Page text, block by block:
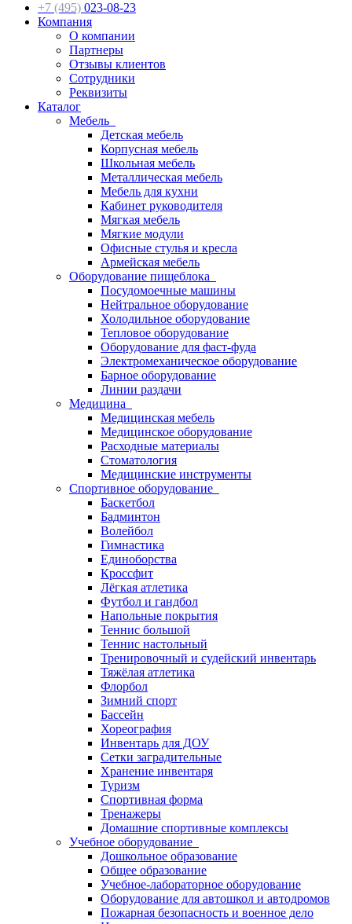
+7 (495) 023-08-23
Компания
О компании
Партнеры
Отзывы клиентов
Сотрудники
Реквизиты
Каталог
Мебель
Детская мебель
Корпусная мебель
Школьная мебель
Металлическая мебель
Мебель для кухни
Кабинет руководителя
Мягкая мебель
Мягкие модули
Офисные стулья и кресла
Армейская мебель
Оборудование пищеблока
Посудомоечные машины
Нейтральное оборудование
Холодильное оборудование
Тепловое оборудование
Оборудование для фаст-фуда
Электромеханическое оборудование
Барное оборудование
Линии раздачи
Медицина
Медицинская мебель
Медицинское оборудование
Расходные материалы
Стоматология
Медицинские инструменты
Спортивное оборудование
Баскетбол
Бадминтон
Волейбол
Гимнастика
Единоборства
Кроссфит
Лёгкая атлетика
Футбол и гандбол
Напольные покрытия
Теннис большой
Теннис настольный
Тренировочный и судейский инвентарь
Тяжёлая атлетика
Флорбол
Зимний спорт
Бассейн
Хореография
Инвентарь для ДОУ
Сетки заградительные
Хранение инвентаря
Туризм
Спортивная форма
Тренажеры
Домашние спортивные комплексы
Учебное оборудование
Дошкольное образование
Общее образование
Учебное-лабораторное оборудование
Оборудование для автошкол и автодромов
Пожарная безопасность и военное дело